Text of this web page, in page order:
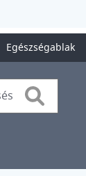
Egészségablak
Search